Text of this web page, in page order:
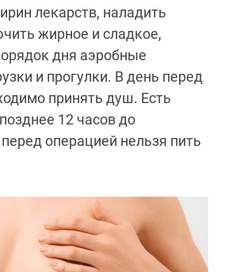
лекарств, наладить
жирное и сладкое,
дня аэробные
и прогулки. В день перед
принять душ. Есть
12 часов до
операцией нельзя пить